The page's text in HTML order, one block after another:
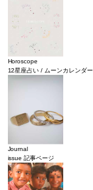
Horoscope
12星座占い / ムーンカレンダー
Journal
issue 記事ページ